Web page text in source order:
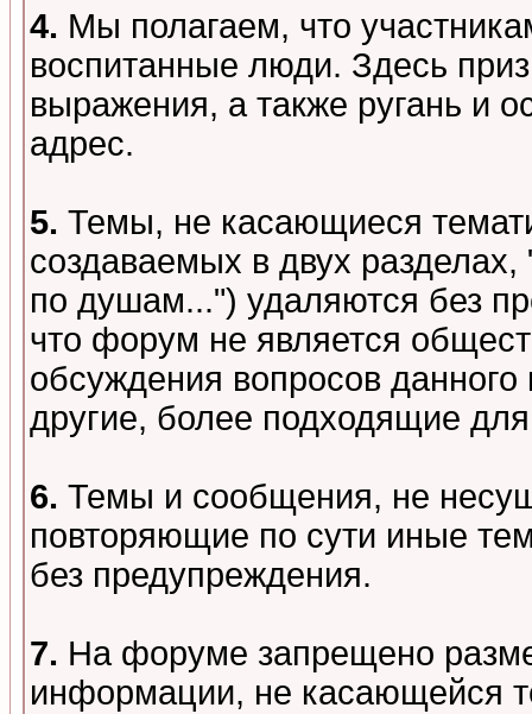
4. Мы полагаем, что
воспитанные люди. Здесь
выражения, а также ругань и
адрес.
5. Темы, не касающиеся
создаваемых в двух
по душам...") удаляются без
что форум не является
обсуждения вопросов данного
другие, более подходящие для
6. Темы и сообщения, не
повторяющие по сути иные
без предупреждения.
7. На форуме запрещено
информации, не касающейся